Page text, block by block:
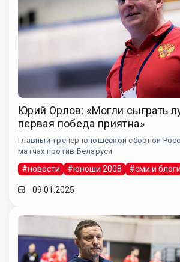
Юрий Орлов: «Могли сыграть
первая победа приятна»
Главный тренер юношеской сборной
матчах против Беларуси
#новости #юноши 2008 #сми и блоги
09.01.2025